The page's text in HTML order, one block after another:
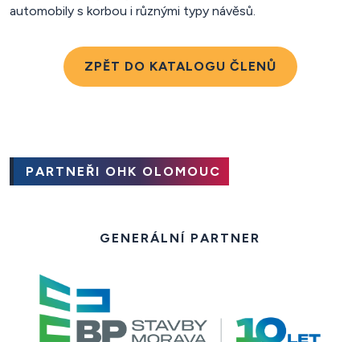
automobily s korbou i různými typy návěsů.
ZPĚT DO KATALOGU ČLENŮ
PARTNEŘI OHK OLOMOUC
GENERÁLNÍ PARTNER